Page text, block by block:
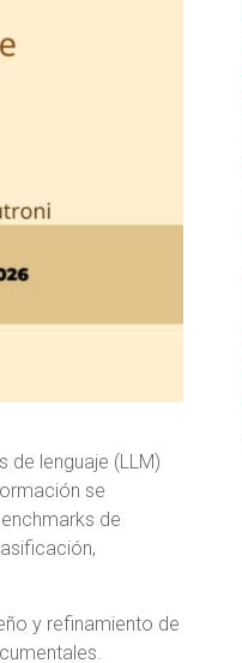
lenguaje (LLM)
se
de
y refinamiento de